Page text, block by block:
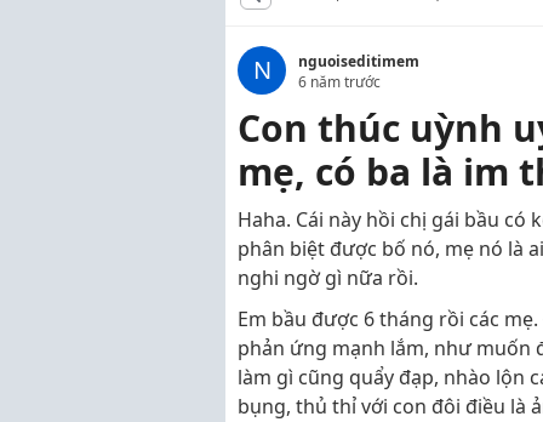
N
nguoiseditimem
6 năm trước
Con thúc uỳnh
mẹ, có ba là im
Haha. Cái này hồi chị gái bầu có
phân biệt được bố nó, mẹ nó là
nghi ngờ gì nữa rồi.
Em bầu được 6 tháng rồi các
phản ứng mạnh lắm, như muốn
làm gì cũng quẩy đạp, nhào lộn
bụng, thủ thỉ với con đôi điều là